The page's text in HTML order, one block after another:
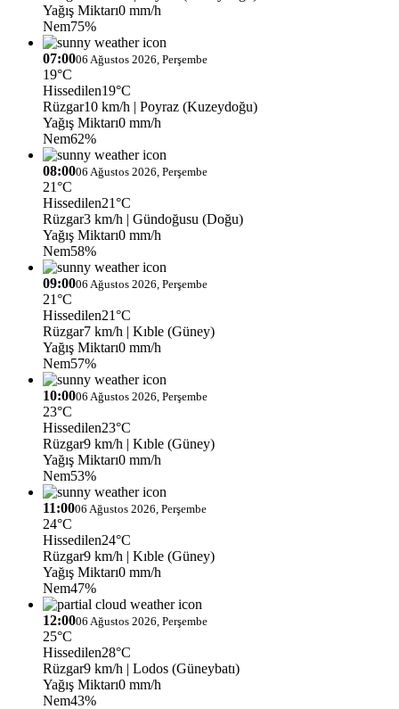
Yağış Miktarı0 mm/h
Nem75%
07:0006 Ağustos 2026, Perşembe
19°C
Hissedilen19°C
Rüzgar10 km/h | Poyraz (Kuzeydoğu)
Yağış Miktarı0 mm/h
Nem62%
08:0006 Ağustos 2026, Perşembe
21°C
Hissedilen21°C
Rüzgar3 km/h | Gündoğusu (Doğu)
Yağış Miktarı0 mm/h
Nem58%
09:0006 Ağustos 2026, Perşembe
21°C
Hissedilen21°C
Rüzgar7 km/h | Kıble (Güney)
Yağış Miktarı0 mm/h
Nem57%
10:0006 Ağustos 2026, Perşembe
23°C
Hissedilen23°C
Rüzgar9 km/h | Kıble (Güney)
Yağış Miktarı0 mm/h
Nem53%
11:0006 Ağustos 2026, Perşembe
24°C
Hissedilen24°C
Rüzgar9 km/h | Kıble (Güney)
Yağış Miktarı0 mm/h
Nem47%
12:0006 Ağustos 2026, Perşembe
25°C
Hissedilen28°C
Rüzgar9 km/h | Lodos (Güneybatı)
Yağış Miktarı0 mm/h
Nem43%